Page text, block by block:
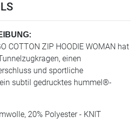
COTTON ZIP HOODIE WOMAN hat
einen
und sportliche
subtil gedrucktes hummel®-
20% Polyester - KNIT